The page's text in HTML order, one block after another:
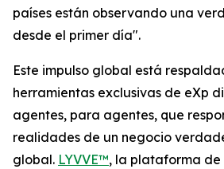
países están observando una
desde el primer día".
Este impulso global está
herramientas exclusivas de eXp
agentes, para agentes, que
realidades de un negocio
global. LYVVE™, la plataforma de